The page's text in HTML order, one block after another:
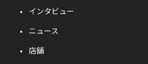
インタビュー
ニュース
店舗